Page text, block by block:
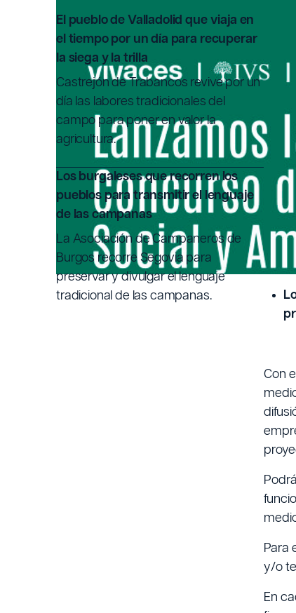
El pueblo de Valladolid que viaja en
el tiempo por un día para recuperar
la siega y la trilla
Castrejón de Trabancos revive por un
día las labores tradicionales del
campo para poner en valor la
agricultura.
Los burgaleses que recorren los
pueblos para transmitir el lenguaje
de las campanas
La Asociación de Campaneros de
Burgos recorre Segovia para
preservar y divulgar el lenguaje
tradicional de las campanas.
y/
Con
Para
y/o
En